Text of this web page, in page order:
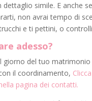
dettaglio simile. E anche
non avrai tempo di
e ti pettini, o
adesso?
giorno del tuo
il coordinamento,
pagina dei contatti.